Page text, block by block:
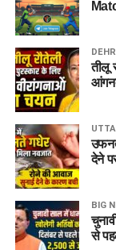
टेक्निकल और
उपलब्ध हैं।
प्रमुख पदों
क्र.सं.
1.
2.
तीलू
देने
BIG
से